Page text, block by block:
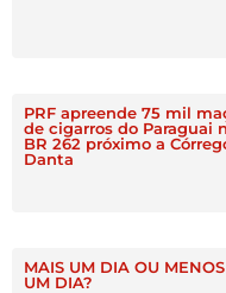
PRF apreende 75 mil
de cigarros do Paraguai
BR 262 próximo a
Danta
MAIS UM DIA OU MENOS
UM DIA?